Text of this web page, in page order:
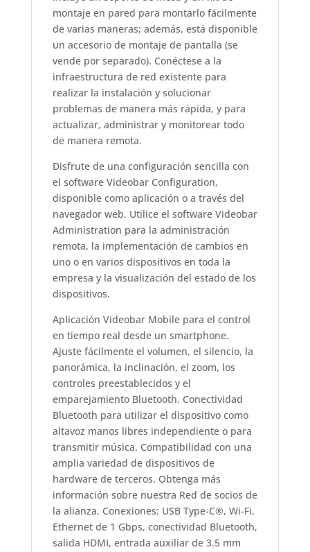
montaje en pared para montarlo fácilmente
de varias maneras; además, está disponible
un accesorio de montaje de pantalla (se
vende por separado). Conéctese a la
infraestructura de red existente para
realizar la instalación y solucionar
problemas de manera más rápida, y para
actualizar, administrar y monitorear todo
de manera remota.
Disfrute de una configuración sencilla con
el software Videobar Configuration,
disponible como aplicación o a través del
navegador web. Utilice el software Videobar
Administration para la administración
remota, la implementación de cambios en
uno o en varios dispositivos en toda la
empresa y la visualización del estado de los
dispositivos.
Aplicación Videobar Mobile para el control
en tiempo real desde un smartphone.
Ajuste fácilmente el volumen, el silencio, la
panorámica, la inclinación, el zoom, los
controles preestablecidos y el
emparejamiento Bluetooth. Conectividad
Bluetooth para utilizar el dispositivo como
altavoz manos libres independiente o para
transmitir música. Compatibilidad con una
amplia variedad de dispositivos de
hardware de terceros. Obtenga más
información sobre nuestra Red de socios de
la alianza. Conexiones: USB Type-C®, Wi-Fi,
Ethernet de 1 Gbps, conectividad Bluetooth,
salida HDMI, entrada auxiliar de 3.5 mm